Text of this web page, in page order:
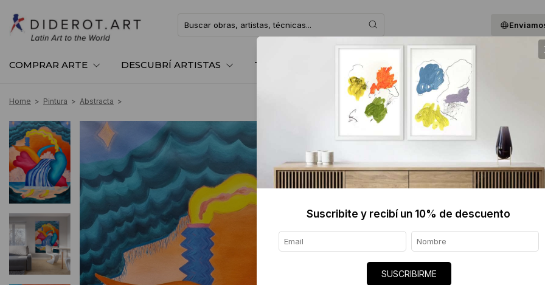
COMPRAR ARTE DESCUBRÍ ARTISTAS TE ASESORAMOS BLOG QUIENES SOMOS
Home > Pintura > Abstracta >
$2750
Suscribite y recibí un 10% de descuento
SUSCRIBIRME